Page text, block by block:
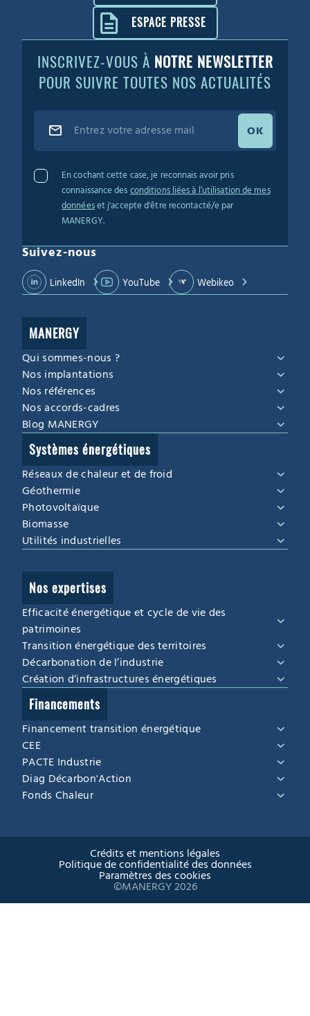
ESPACE PRESSE
INSCRIVEZ-VOUS À NOTRE NEWSLETTER
POUR SUIVRE TOUTES NOS ACTUALITÉS
OK
En cochant cette case, je reconnais avoir pris
connaissance des conditions liées à l’utilisation de mes
donnéeset j'accepte d'être recontacté/e par
MANERGY.
Suivez-nous
LinkedIn YouTube Webikeo
MANERGY
Qui sommes-nous ?
Nos implantations
Nos références
Nos accords-cadres
Blog MANERGY
Systèmes énergétiques
Réseaux de chaleur et de froid
Géothermie
Photovoltaïque
Biomasse
Utilités industrielles
Nos expertises
Efficacité énergétique et cycle de vie des
patrimoines
Transition énergétique des territoires
Décarbonation de l’industrie
Création d‘infrastructures énergétiques
Financements
Financement transition énergétique
CEE
PACTE Industrie
Diag Décarbon'Action
Fonds Chaleur
Crédits et mentions légales
Politique de confidentialité des données
Paramètres des cookies
©MANERGY 2026